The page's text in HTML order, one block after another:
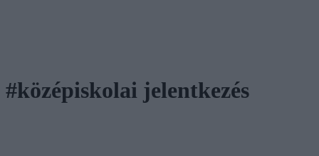
#középiskolai jelentkezés